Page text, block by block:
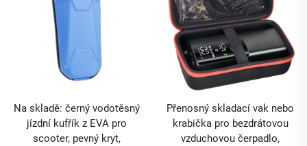
Na skladě: černý vodotěsný
jízdní kufřík z EVA pro
scooter, pevný kryt,
Přenosný skladací vak nebo
krabička pro bezdrátovou
vzduchovou čerpadlo,